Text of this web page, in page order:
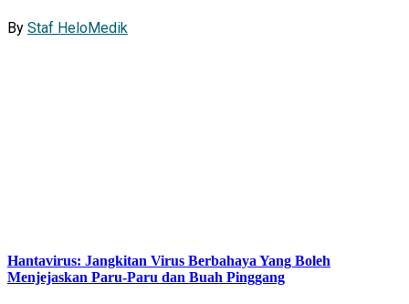
By Staf HeloMedik
Hantavirus: Jangkitan Virus Berbahaya Yang Boleh
Menjejaskan Paru-Paru dan Buah Pinggang